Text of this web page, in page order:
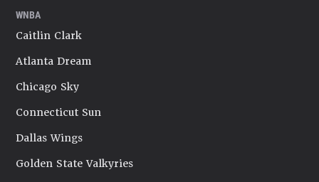
WNBA
Caitlin Clark
Atlanta Dream
Chicago Sky
Connecticut Sun
Dallas Wings
Golden State Valkyries